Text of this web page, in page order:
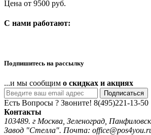
Цена от 9500 руб.
C нами работают:
Подпишитесь на рассылку
...и мы сообщим о скидках и акциях
Подписаться
Есть Вопросы ? Звоните! 8(495)221-13-50
Контакты
103489. г Москва, Зеленоград,
Завод "Стелла". Почта: